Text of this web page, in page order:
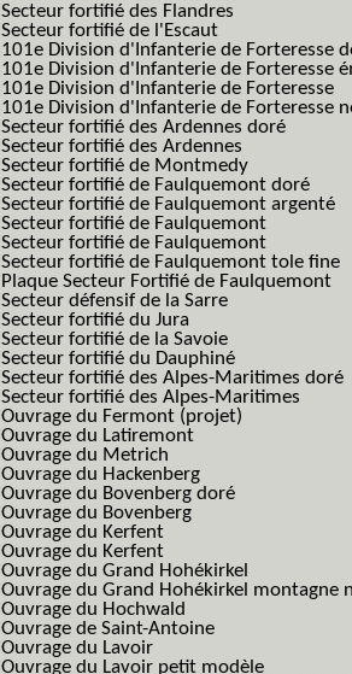
Secteur fortifié des Flandres
Secteur fortifié de l'Escaut
101e Division d'Infanterie de Forteresse
101e Division d'Infanterie de Forteresse
101e Division d'Infanterie de Forteresse
101e Division d'Infanterie de Forteresse
Secteur fortifié des Ardennes doré
Secteur fortifié des Ardennes
Secteur fortifié de Montmedy
Secteur fortifié de Faulquemont doré
Secteur fortifié de Faulquemont argenté
Secteur fortifié de Faulquemont
Secteur fortifié de Faulquemont
Secteur fortifié de Faulquemont tole fine
Plaque Secteur Fortifié de Faulquemont
Secteur défensif de la Sarre
Secteur fortifié du Jura
Secteur fortifié de la Savoie
Secteur fortifié du Dauphiné
Secteur fortifié des Alpes-Maritimes doré
Secteur fortifié des Alpes-Maritimes
Ouvrage du Fermont (projet)
Ouvrage du Latiremont
Ouvrage du Metrich
Ouvrage du Hackenberg
Ouvrage du Bovenberg doré
Ouvrage du Bovenberg
Ouvrage du Kerfent
Ouvrage du Kerfent
Ouvrage du Grand Hohékirkel
Ouvrage du Grand Hohékirkel montagne
Ouvrage du Hochwald
Ouvrage de Saint-Antoine
Ouvrage du Lavoir
Ouvrage du Lavoir petit modèle